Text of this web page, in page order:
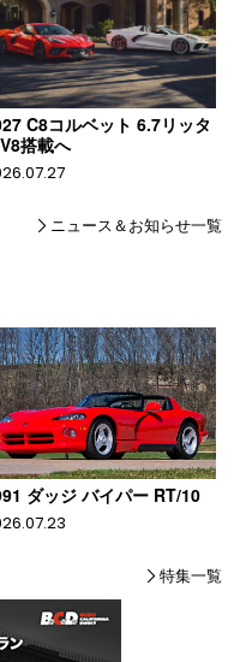
C8コルベット 6.7リッタ
搭載へ
ニュース＆お知らせ一覧
ダッジ バイパー RT/10
特集一覧